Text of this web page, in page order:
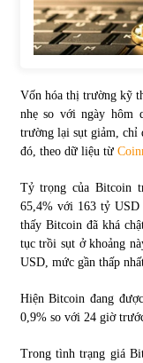
Tiền
vốn
Vốn hóa thị trường kỹ
nhẹ so với ngày hôm
trường lại sụt giảm, chỉ
đó, theo dữ liệu từ
Tỷ trọng của Bitcoin
65,4% với 163 tỷ USD
thấy Bitcoin đã khá
tục trồi sụt ở khoảng
USD, mức gần thấp
Hiện Bitcoin đang
0,9% so với 24 giờ
Trong tình trạng giá